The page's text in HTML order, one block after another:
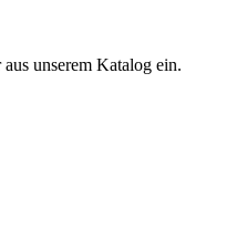
unserem Katalog ein.